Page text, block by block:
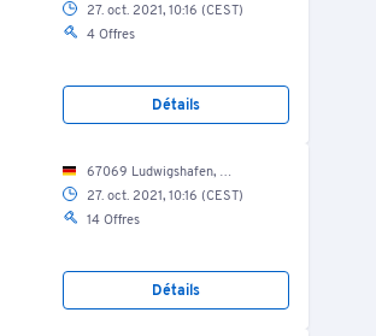
27. oct. 2021, 10:16 (CEST)
4 Offres
Détails
67069 Ludwigshafen, Nordring 46/ Fuhrpark
27. oct. 2021, 10:16 (CEST)
14 Offres
Détails